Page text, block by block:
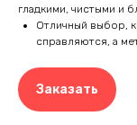
гладкими, чистыми и
Отличный выбор,
справляются, а
Заказать